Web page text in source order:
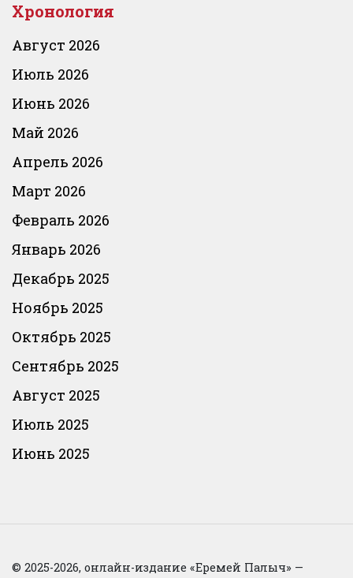
Хронология
Август 2026
Июль 2026
Июнь 2026
Май 2026
Апрель 2026
Март 2026
Февраль 2026
Январь 2026
Декабрь 2025
Ноябрь 2025
Октябрь 2025
Сентябрь 2025
Август 2025
Июль 2025
Июнь 2025
© 2025-2026, онлайн-издание «Еремей Палыч» —